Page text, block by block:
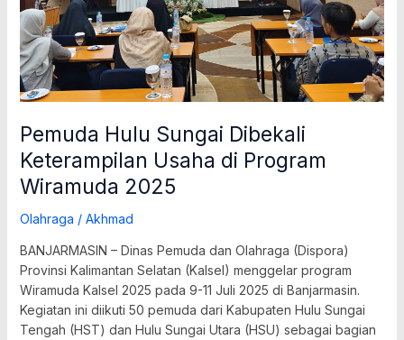
Pemuda Hulu Sungai Dibekali
Keterampilan Usaha di Program
Wiramuda 2025
Olahraga / Akhmad
BANJARMASIN – Dinas Pemuda dan Olahraga (Dispora)
Provinsi Kalimantan Selatan (Kalsel) menggelar program
Wiramuda Kalsel 2025 pada 9-11 Juli 2025 di Banjarmasin.
Kegiatan ini diikuti 50 pemuda dari Kabupaten Hulu Sungai
Tengah (HST) dan Hulu Sungai Utara (HSU) sebagai bagian
2025